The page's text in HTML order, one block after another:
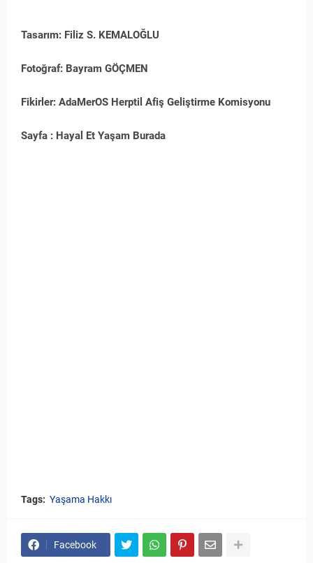
Tasarım: Filiz S. KEMALOĞLU
Fotoğraf: Bayram GÖÇMEN
Fikirler: AdaMerOS Herptil Afiş Geliştirme Komisyonu
Sayfa : Hayal Et Yaşam Burada
Tags: Yaşama Hakkı
Facebook